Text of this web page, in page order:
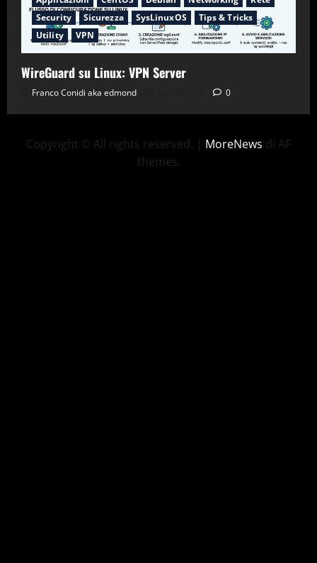
Security
Sicurezza SysLinuxOS
Tips & Tricks
Utility
VPN
WireGuard su Linux: VPN Server
Franco Conidi aka edmond 0
Copyright © All rights reserved. | MoreNews di AF
themes.